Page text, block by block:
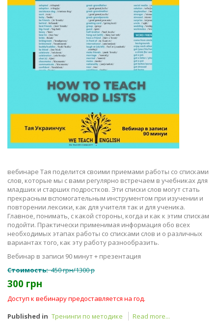
вебинаре Тая поделится своими приемами работы со списками
слов, которые мы с вами регулярно встречаем в учебниках для
младших и старших подростков. Эти списки слов могут стать
прекрасным вспомогательным инструментом при изучении и
повторении лексики, как для учителя так и для ученика.
Главное, понимать, с какой стороны, когда и как к этим спискам
подойти. Практически применимая информация обо всех
необходимых этапах работы со списками слов и о различных
вариантах того, как эту работу разнообразить.
Вебинар в записи 90 минут + презентация
Стоимость:450 грн/1300 р
300 грн
Доступ к вебинару предоставляется на год.
Published in Тренинги по методике Read more...